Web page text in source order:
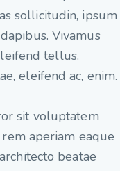
sollicitudin, ipsum
Vivamus
tellus.
eleifend ac, enim.
sit voluptatem
aperiam eaque
beatae